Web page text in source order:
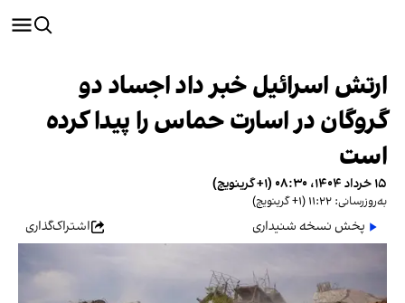
ارتش اسرائیل خبر داد اجساد دو
گروگان در اسارت حماس را پیدا کرده
است
۱۵ خرداد ۱۴۰۴، ۰۸:۳۰ (‎+۱ گرینویچ)
به‌روزرسانی: ۱۱:۲۲ (‎+۱ گرینویچ)
پخش نسخه شنیداری اشتراک‌گذاری